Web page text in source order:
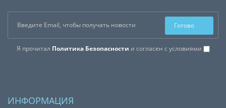
Я прочитал Политика Безопасности и согласен с условиями
Готово
ИНФОРМАЦИЯ